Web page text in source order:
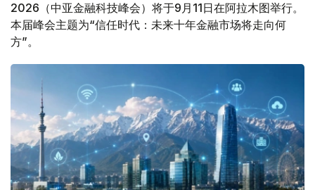
2026（中亚金融科技峰会）将于9月11日在阿拉木图举行。
本届峰会主题为“信任时代：未来十年金融市场将走向何
方”。